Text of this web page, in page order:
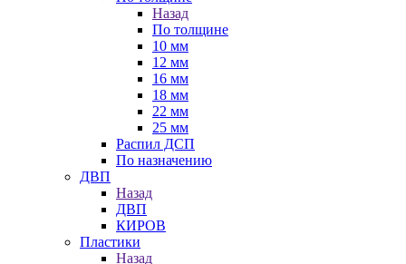
Назад
По толщине
10 мм
12 мм
16 мм
18 мм
22 мм
25 мм
Распил ДСП
По назначению
ДВП
Назад
ДВП
КИРОВ
Пластики
Назад